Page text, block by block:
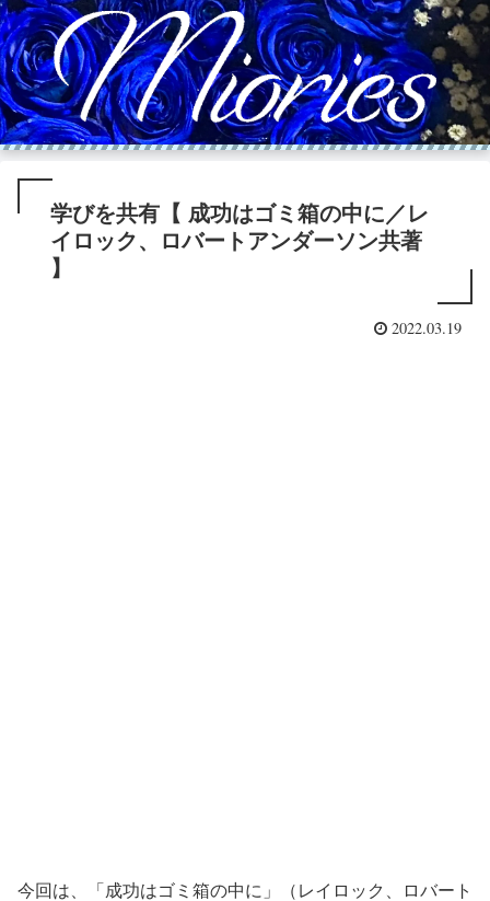
学びを共有【 成功はゴミ箱の中に／レ
イロック、ロバートアンダーソン共著
】
2022.03.19
今回は、「成功はゴミ箱の中に」（レイロック、ロバート